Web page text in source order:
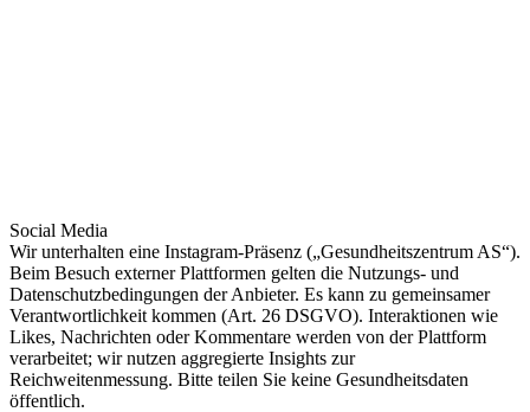
Social Media
Wir unterhalten eine Instagram-Präsenz („Gesundheitszentrum AS“).
Beim Besuch externer Plattformen gelten die Nutzungs- und
Datenschutzbedingungen der Anbieter. Es kann zu gemeinsamer
Verantwortlichkeit kommen (Art. 26 DSGVO). Interaktionen wie
Likes, Nachrichten oder Kommentare werden von der Plattform
verarbeitet; wir nutzen aggregierte Insights zur
Reichweitenmessung. Bitte teilen Sie keine Gesundheitsdaten
öffentlich.